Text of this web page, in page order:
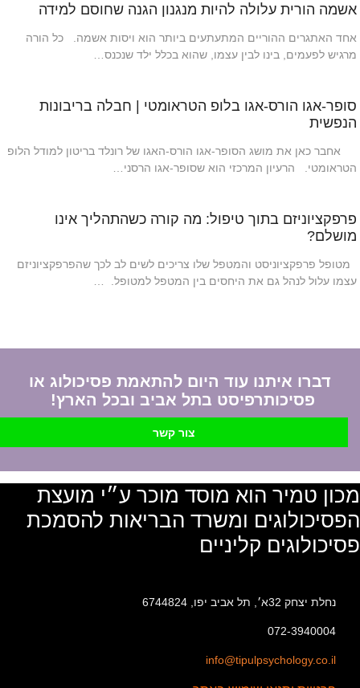
אשמה הורית עלולה להיות מנגנון הגנה שחוסם למידה
אחד האתגרים ההוריים המתעתעים ביותר הוא ויסות אשמה. כל הורה
מרגיש לפעמים, בינו לבין עצמו, שהוא בכלל ילד שנכנס…
סופר-אגו הורס-אגו בלופ הטראומטי | חבלה בריבונות
הנפשית
אחבר כאן את מושג הסופר-אגו הורס-האגו של רונלד בריטון למודל הלופ
הטראומטי. הרעיון המרכזי הוא שסופר-אגו הרסני…
פרפקציוניזם בתוך טיפול: מה קורה כשהתהליך אינו
מושלם?
מטופל פרפקציוניסט והמטפל שלו צריכים לשים לב לכך שהפרפקציוניזם
עצמו עלול לנהל גם את היחסים בין המטפל למטופל. …
דברו איתנו עוד היום להתאמת פסיכולוג או
פסיכותרפיסט בתל אביב ובכל הארץ!
צור קשר
מכון טמיר הוא מוסד מוכר ע״י מועצת
הפסיכולוגים ומשרד הבריאות להסמכת
פסיכולוגים קליניים
נחלת יצחק 32א׳, תל אביב יפו, 6744824
072-3940004
info@tipulpsychology.co.il